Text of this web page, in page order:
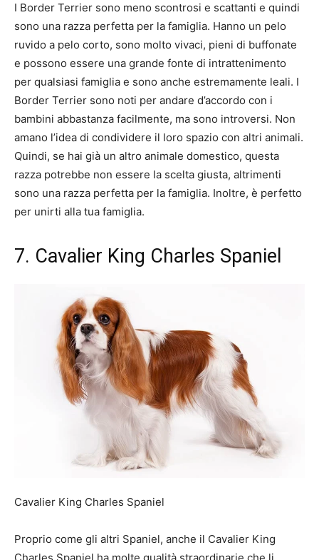
I Border Terrier sono meno scontrosi e scattanti e quindi
sono una razza perfetta per la famiglia. Hanno un pelo
ruvido a pelo corto, sono molto vivaci, pieni di buffonate
e possono essere una grande fonte di intrattenimento
per qualsiasi famiglia e sono anche estremamente leali. I
Border Terrier sono noti per andare d’accordo con i
bambini abbastanza facilmente, ma sono introversi. Non
amano l’idea di condividere il loro spazio con altri animali.
Quindi, se hai già un altro animale domestico, questa
razza potrebbe non essere la scelta giusta, altrimenti
sono una razza perfetta per la famiglia. Inoltre, è perfetto
per unirti alla tua famiglia.
7. Cavalier King Charles Spaniel
Cavalier King Charles Spaniel
Proprio come gli altri Spaniel, anche il Cavalier King